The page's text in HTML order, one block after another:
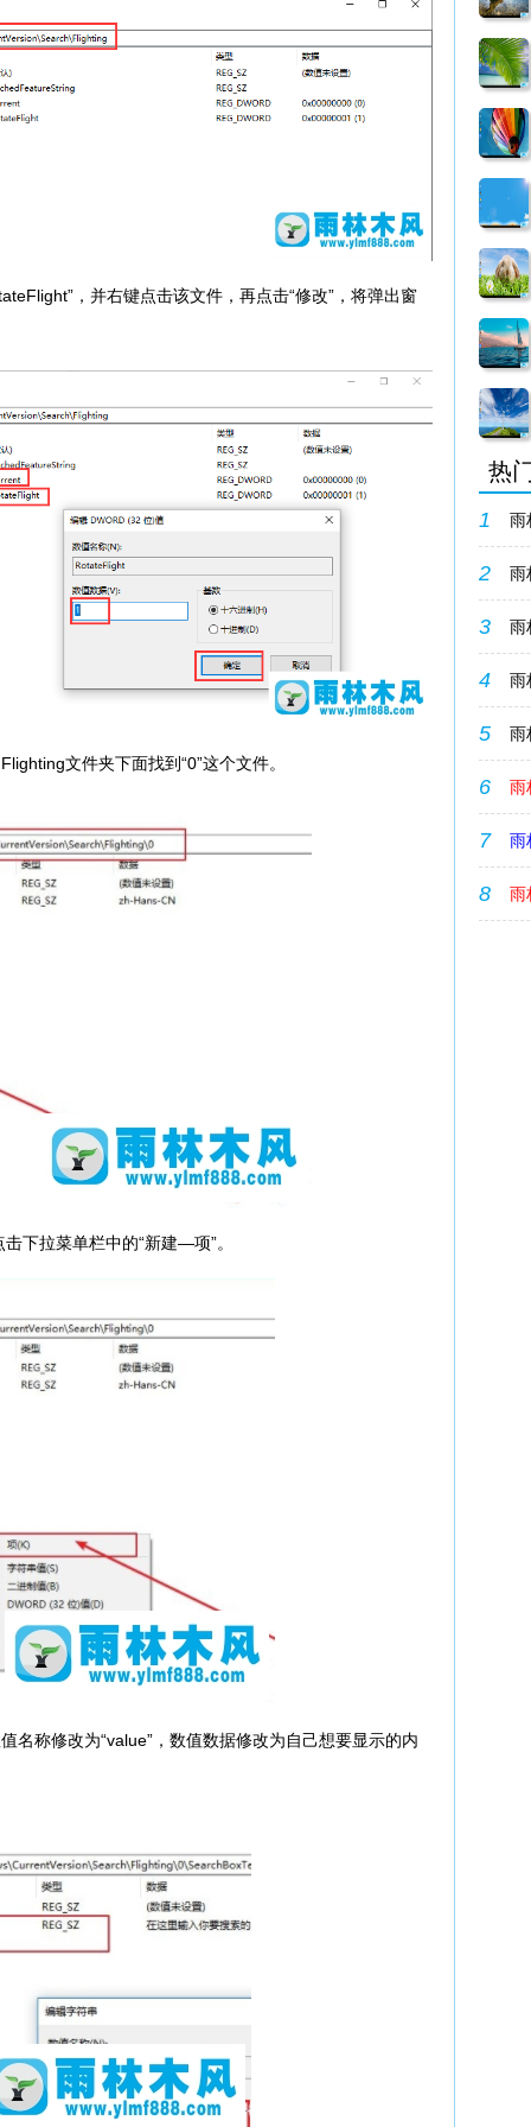
，并右键点击该文件，再点击“修改”，将弹出窗
文件夹下面找到“0”这个文件。
拉菜单栏中的“新建—项”。
称修改为“value”，数值数据修改为自己想要显示的内
热
1 雨
2 雨
3 雨
4 雨
5 雨
6 雨
7 雨
8 雨